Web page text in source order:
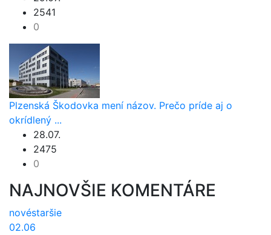
2541
0
Plzenská Škodovka mení názov. Prečo príde aj o
okrídlený ...
28.07.
2475
0
NAJNOVŠIE KOMENTÁRE
novéstaršie
02.06